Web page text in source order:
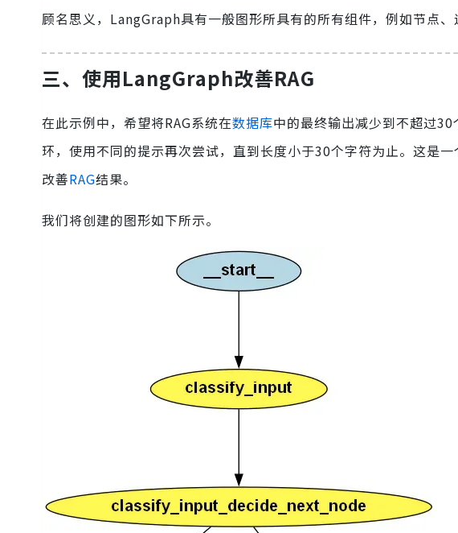
顾名思义，LangGraph具有一般图形所具有的所有组件，例如节点、
三、使用LangGraph改善RAG
在此示例中，希望将RAG系统在数据库中的最终输出减少到不超过
环，使用不同的提示再次尝试，直到长度小于30个字符为止。这是
改善RAG结果。
我们将创建的图形如下所示。